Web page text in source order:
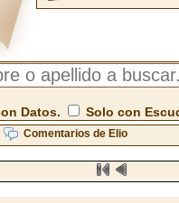
Datos. Solo con
Comentarios de Elio